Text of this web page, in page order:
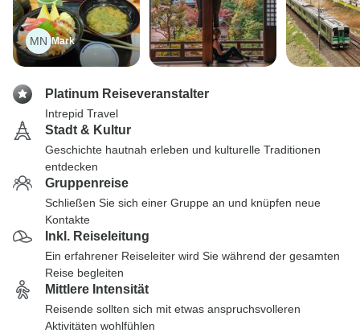
MN Mark
Platinum Reiseveranstalter
Intrepid Travel
Stadt & Kultur
Geschichte hautnah erleben und kulturelle Traditionen
entdecken
Gruppenreise
Schließen Sie sich einer Gruppe an und knüpfen neue
Kontakte
Inkl. Reiseleitung
Ein erfahrener Reiseleiter wird Sie während der gesamten
Reise begleiten
Mittlere Intensität
Reisende sollten sich mit etwas anspruchsvolleren
Aktivitäten wohlfühlen